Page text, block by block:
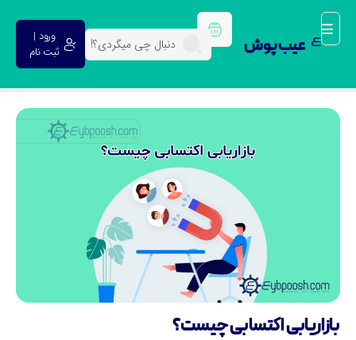
عیب پوش
ورود |
ثبت نام
اکتسابی چیست؟